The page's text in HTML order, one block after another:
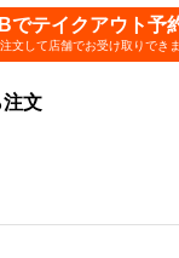
でテイクアウト予
文して店舗でお受け取りでき
文